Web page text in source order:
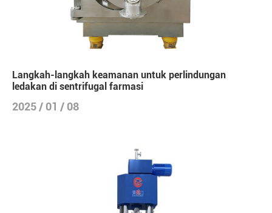
Langkah-langkah keamanan untuk perlindungan
ledakan di sentrifugal farmasi
2025 / 01 / 08